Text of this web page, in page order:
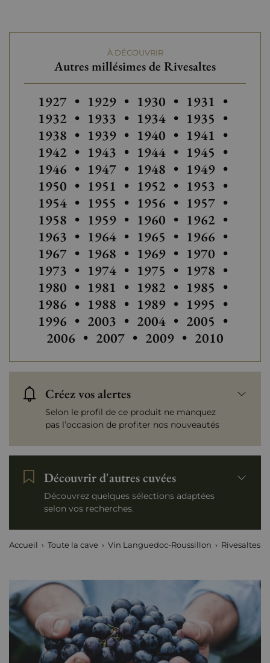
À DÉCOUVRIR
Autres millésimes de Rivesaltes
Autres millésimes de Rivesaltes
1927 • Autres millésimes de Rivesaltes
1929 • Autres millésimes de
1930 • 1931 •
1932 • 1933 • 1934 • 1935 •
1938 • Autres millésimes de Rivesaltes
1939 • 1940 • Autres
1941 •
1942 • 1943 • 1944 • 1945 •
1946 • 1947 • 1948 • 1949 •
1950 • Autres millésimes de Rivesaltes
1951 • 1952 • 1953 •
1954 • 1955 • Autres millésimes de
1956 • Autres
1957 •
1958 • 1959 • 1960 • 1962 •
1963 • Autres millésimes de Rivesaltes
1964 • 1965 • 1966 •
1967 • Autres millésimes de Rivesaltes
1968 • Autres millésimes de
1969 • 1970 •
1973 • Autres millésimes de Rivesaltes
1974 • 1975 • Autres
1978 •
1980 • Autres millésimes de Rivesaltes
1981 • 1982 • 1985 •
1986 • 1988 • Autres millésimes de
1989 • Autres
1995 •
1996 • Autres millésimes de Rivesaltes
2003 • Autres millésimes de
2004 • Autres
2005 •
2006 • Autres millésimes de Rivesaltes
2007 • Autres millésimes de
2009 • Autres
2010
Créez vos alertes
Selon le profil de ce produit ne manquez
pas l’occasion de profiter nos nouveautés
Découvrir d'autres cuvées
Découvrez quelques sélections adaptées
selon vos recherches.
Accueil Toute la cave Vin Languedoc-Roussillon Rivesaltes